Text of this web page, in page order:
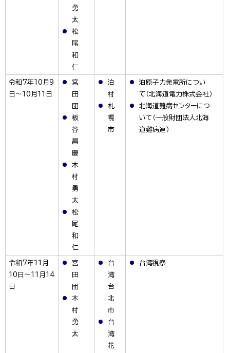
勇
太
松
尾
和
仁
令和7年10月9
日～10月11日
宮
田
団
板
谷
昌
慶
木
村
勇
太
松
尾
和
仁
泊
村
札
幌
市
泊原子力発電所につい
て（北海道電力株式会社）
北海道難病センターにつ
いて（一般財団法人北海
道難病連）
令和7年11月
10日～11月14
日
宮
田
団
木
村
勇
太
台
湾
台
北
市
台
湾
花
台湾視察